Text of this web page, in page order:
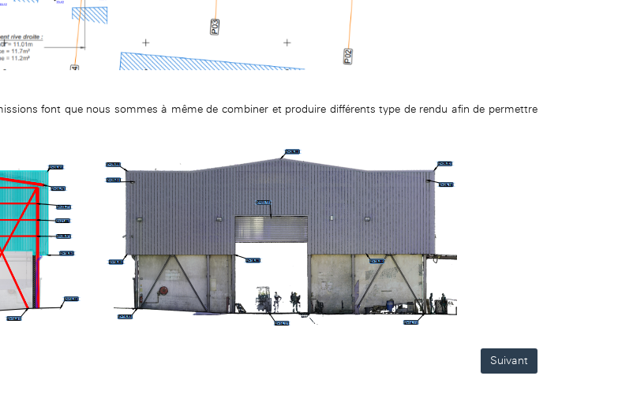
font que nous sommes à même de combiner et produire différents type de rendu afin de permettre
Suivant